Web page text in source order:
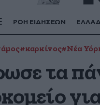
ΡΟΗ ΕΙΔΗΣΕΩΝ
#καρκίνος#Νέα
τα